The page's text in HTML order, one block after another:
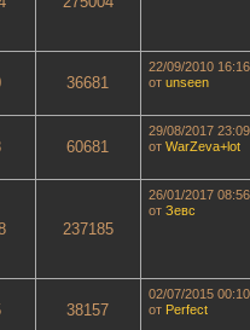
36681
22/09/2010
отunseen
60681
29/08/2017
отWarZeva+lot
237185
26/01/2017
отЗевс
38157
02/07/2015
от Perfect